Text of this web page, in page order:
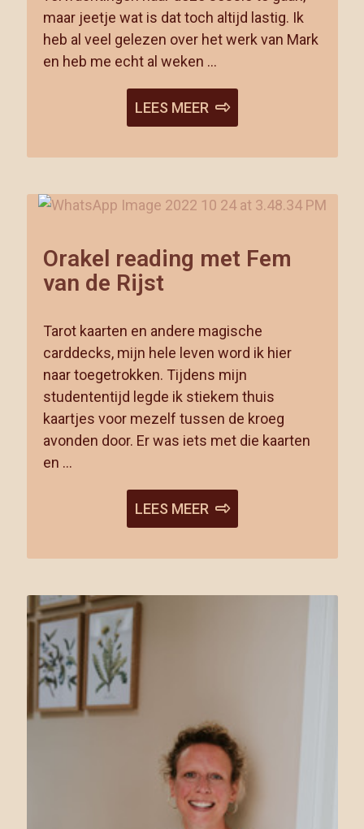
maar jeetje wat is dat toch altijd lastig. Ik
heb al veel gelezen over het werk van Mark
en heb me echt al weken …
LEES MEER
Orakel reading met Fem
van de Rijst
Tarot kaarten en andere magische
carddecks, mijn hele leven word ik hier
naar toegetrokken. Tijdens mijn
studententijd legde ik stiekem thuis
kaartjes voor mezelf tussen de kroeg
avonden door. Er was iets met die kaarten
en …
LEES MEER